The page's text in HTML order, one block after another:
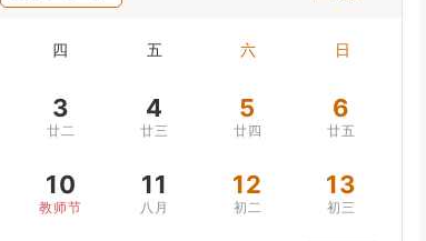
四 五 六 日
3
廿二
4
廿三
5
廿四
6
廿五
10
教师节
11
八月
12
初二
13
初三